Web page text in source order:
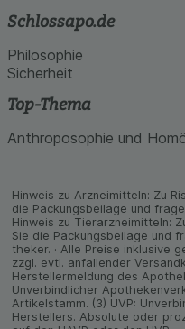
Schlossapo.de
Philosophie
Sicherheit
Top-Thema
Anthroposophie und
Hinweis zu Arzneimitteln: Zu
die Packungs­beilage und
Hinweis zu Tier­arz­nei­mitteln:
Sie die Packungs­beilage und
theker. · Alle Preise inklusive
zzgl. evtl. anfallender
Herstellermeldung des
Unverbindlicher
Artikelstamm. (3) UVP:
Herstellers. Absolute oder